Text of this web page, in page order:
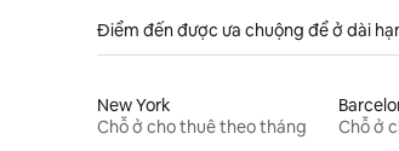
Điểm đến được ưa chuộng để ở dài
New York
Chỗ ở cho thuê theo tháng
Chỗ ở